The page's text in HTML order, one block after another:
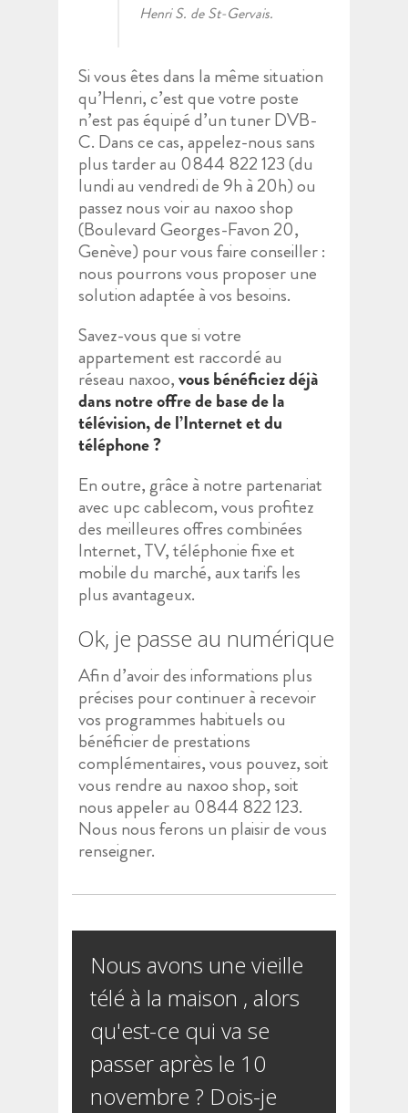
Henri S. de St-Gervais.
Si vous êtes dans la même situation
qu’Henri, c’est que votre poste
n’est pas équipé d’un tuner DVB-
C. Dans ce cas, appelez-nous sans
plus tarder au 0844 822 123 (du
lundi au vendredi de 9h à 20h) ou
passez nous voir au naxoo shop
(Boulevard Georges-Favon 20,
Genève) pour vous faire conseiller :
nous pourrons vous proposer une
solution adaptée à vos besoins.
Savez-vous que si votre
appartement est raccordé au
réseau naxoo,vous bénéficiez déjà
dans notre offre de base de la
télévision, de l’Internet et du
téléphone ?
En outre, grâce à notre partenariat
avec upc cablecom, vous profitez
des meilleures offres combinées
Internet, TV, téléphonie fixe et
mobile du marché, aux tarifs les
plus avantageux.
Ok, je passe au numérique
Afin d’avoir des informations plus
précises pour continuer à recevoir
vos programmes habituels ou
bénéficier de prestations
complémentaires, vous pouvez, soit
vous rendre au naxoo shop, soit
nous appeler au 0844 822 123.
Nous nous ferons un plaisir de vous
renseigner.
Nous avons une vieille
télé à la maison , alors
qu'est-ce qui va se
passer après le 10
novembre ? Dois-je